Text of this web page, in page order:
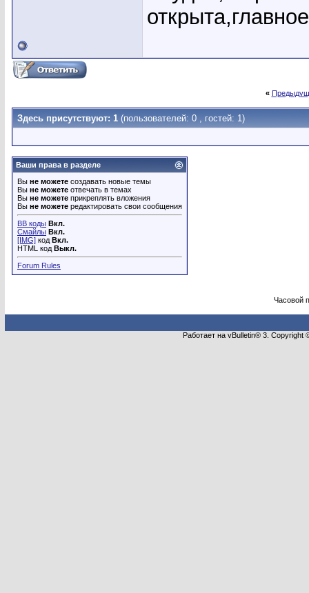
«
Здесь присутствуют: 1 (пользователей: 0 , гостей: 1)
Ваши права в разделе
Вы не можете создавать новые темы
Вы не можете отвечать в темах
Вы не можете прикреплять вложения
Вы не можете редактировать свои сообщения
BB коды Вкл.
Смайлы Вкл.
[IMG] код Вкл.
HTML код Выкл.
Forum Rules
Часовой
Работает на vBulletin® 3.